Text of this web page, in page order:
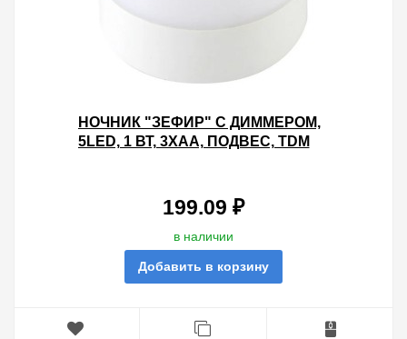
НОЧНИК "ЗЕФИР" С ДИММЕРОМ,
5LED, 1 ВТ, 3ХАА, ПОДВЕС, TDM
199.09 ₽
в наличии
Добавить в корзину